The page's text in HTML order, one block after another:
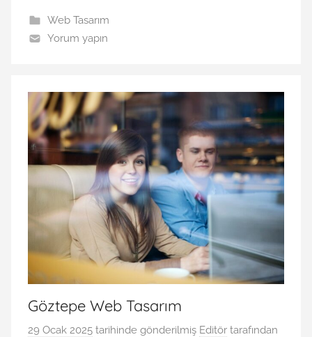
Web Tasarım
Yorum yapın
Göztepe Web Tasarım
29 Ocak 2025 tarihinde gönderilmiş Editör tarafından